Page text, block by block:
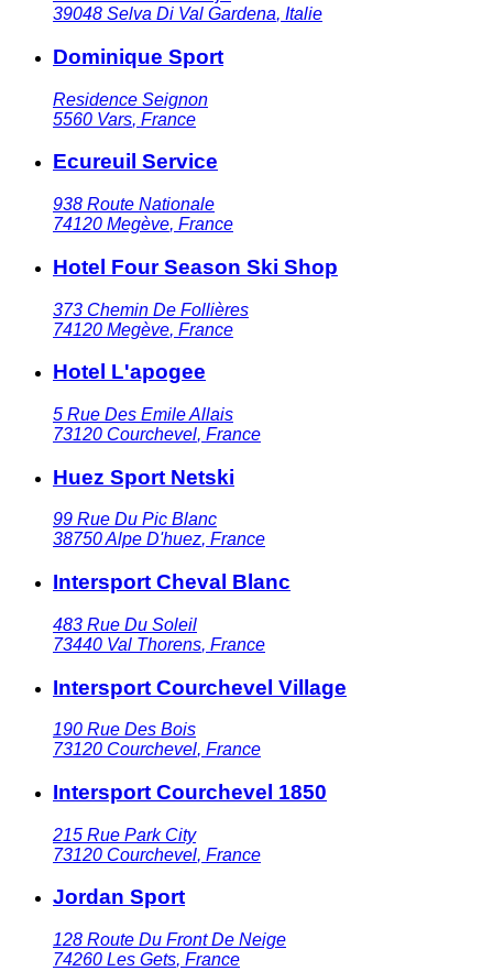
39048 Selva Di Val Gardena, Italie
Dominique Sport
Residence Seignon
5560 Vars, France
Ecureuil Service
938 Route Nationale
74120 Megève, France
Hotel Four Season Ski Shop
373 Chemin De Follières
74120 Megève, France
Hotel L'apogee
5 Rue Des Emile Allais
73120 Courchevel, France
Huez Sport Netski
99 Rue Du Pic Blanc
38750Alpe D'huez, France
Intersport Cheval Blanc
483 Rue Du Soleil
73440 Val Thorens, France
Intersport Courchevel Village
190 Rue Des Bois
73120 Courchevel, France
Intersport Courchevel 1850
215 Rue Park City
73120 Courchevel, France
Jordan Sport
128 Route Du Front De Neige
74260 Les Gets, France